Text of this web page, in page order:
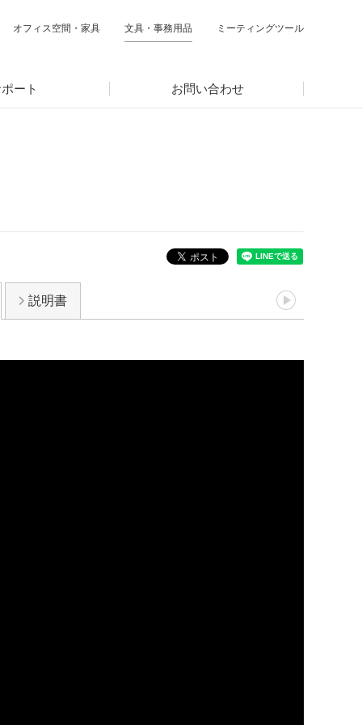
オフィス空間・家具 文具・事務用品 ミーティングツール
ート お問い合わせ
説明書